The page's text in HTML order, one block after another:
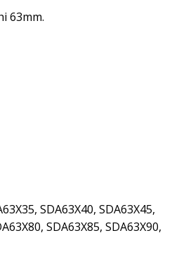
63mm.
SDA63X40, SDA63X45,
SDA63X85, SDA63X90,